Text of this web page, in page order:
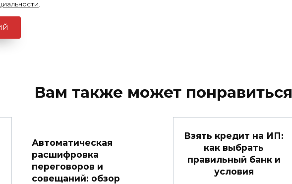
Вам также может понравиться
Автоматическая
расшифровка
переговоров и
совещаний: обзор
Взять кредит на ИП:
как выбрать
правильный банк и
условия